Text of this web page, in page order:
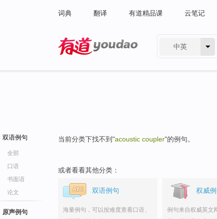
词典 翻译 有道精品课 云笔记
中英
双语例句
全部
口语
书面语
论文
原声例句
当前分类下找不到"acoustic coupler"的例句。
或者看看其他分类：
双语例句
海量例句，可以按难度查看口语、
权威
例句来自权威英文